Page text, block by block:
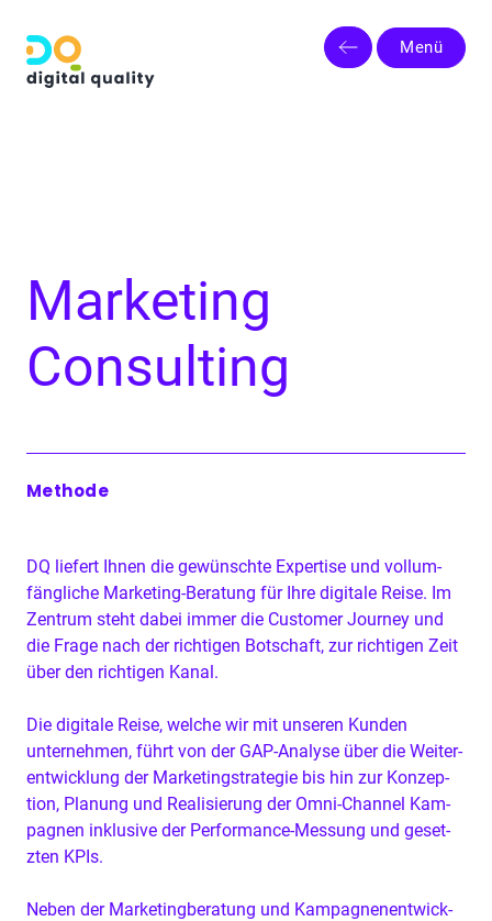
Menü
Marketing
Consulting
Methode
DQ liefert Ihnen die gewün­schte Exper­tise und vol­lum­
fängliche Mar­ket­ing-Beratung für Ihre dig­i­tale Reise. Im
Zen­trum ste­ht dabei immer die Cus­tomer Jour­ney und
die Frage nach der richti­gen Botschaft, zur richti­gen Zeit
über den richti­gen Kanal.
Die dig­i­tale Reise, welche wir mit unseren Kun­den
unternehmen, führt von der GAP-Analyse über die Weit­er­
en­twick­lung der Mar­ket­ingstrate­gie bis hin zur Konzep­
tion, Pla­nung und Real­isierung der Omni-Chan­nel Kam­
pag­nen inklu­sive der Per­for­mance-Mes­sung und geset­
zten KPIs.
Neben der Mar­ket­ing­ber­atung und Kam­pagne­nen­twick­